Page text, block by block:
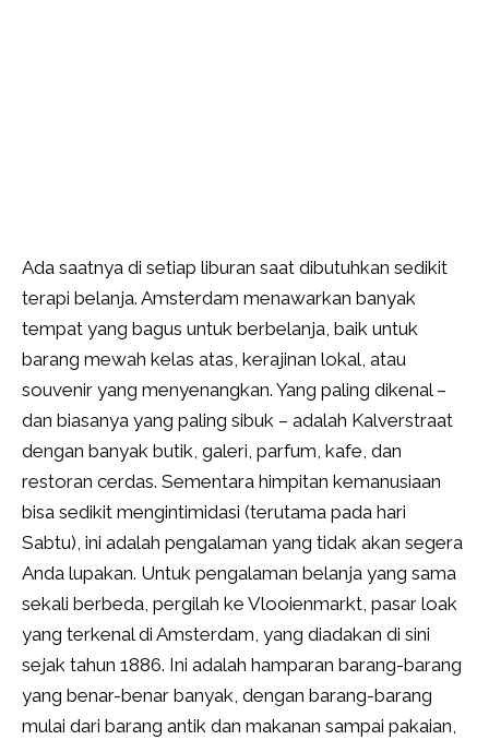
Ada saatnya di setiap liburan saat dibutuhkan sedikit
terapi belanja. Amsterdam menawarkan banyak
tempat yang bagus untuk berbelanja, baik untuk
barang mewah kelas atas, kerajinan lokal, atau
souvenir yang menyenangkan. Yang paling dikenal –
dan biasanya yang paling sibuk – adalah Kalverstraat
dengan banyak butik, galeri, parfum, kafe, dan
restoran cerdas. Sementara himpitan kemanusiaan
bisa sedikit mengintimidasi (terutama pada hari
Sabtu), ini adalah pengalaman yang tidak akan segera
Anda lupakan. Untuk pengalaman belanja yang sama
sekali berbeda, pergilah ke Vlooienmarkt, pasar loak
yang terkenal di Amsterdam, yang diadakan di sini
sejak tahun 1886. Ini adalah hamparan barang-barang
yang benar-benar banyak, dengan barang-barang
mulai dari barang antik dan makanan sampai pakaian,